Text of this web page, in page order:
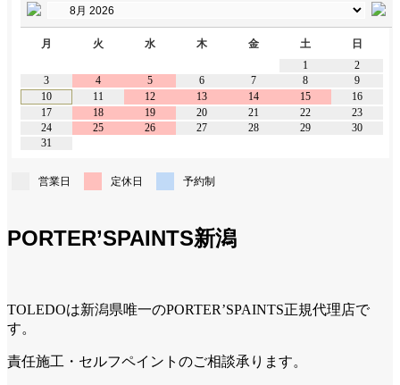
月 火 水 木 金 土
日
1
2
3
4 5 6 7 8
9
10
11 12 13 14 15
16
17
18 19 20 21 22
23
24
25 26 27 28 29
30
31
営業日 定休日 予約制
PORTER’SPAINTS新潟
TOLEDOは新潟県唯一のPORTER’SPAINTS正規代理店で
す。
責任施工・セルフペイントのご相談承ります。